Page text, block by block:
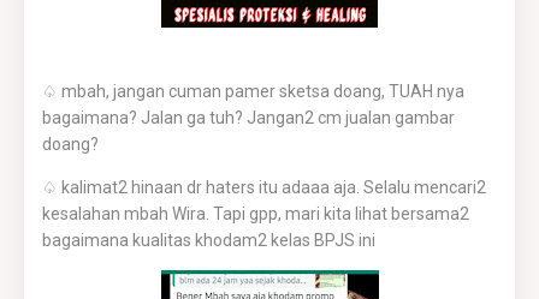
♤ mbah, jangan cuman pamer sketsa doang, TUAH nya
bagaimana? Jalan ga tuh? Jangan2 cm jualan gambar
doang?
♤ kalimat2 hinaan dr haters itu adaaa aja. Selalu mencari2
kesalahan mbah Wira. Tapi gpp, mari kita lihat bersama2
bagaimana kualitas khodam2 kelas BPJS ini